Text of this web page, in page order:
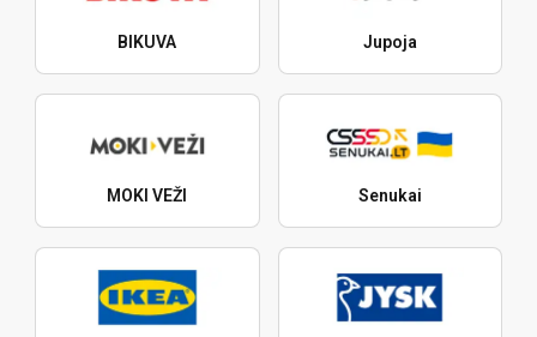
BIKUVA Jupoja
MOKI VEŽI Senukai